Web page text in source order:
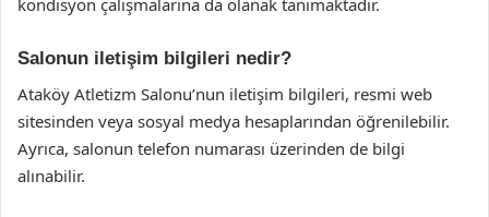
kondisyon çalışmalarına da olanak tanımaktadır.
Salonun iletişim bilgileri nedir?
Ataköy Atletizm Salonu’nun iletişim bilgileri, resmi web
sitesinden veya sosyal medya hesaplarından öğrenilebilir.
Ayrıca, salonun telefon numarası üzerinden de bilgi
alınabilir.